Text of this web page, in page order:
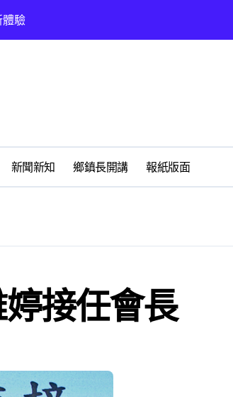
體驗
後重建
新聞新知 鄉鎮長開講 報紙版面
接任會長